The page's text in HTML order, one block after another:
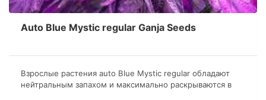
Auto Blue Mystic regular Ganja Seeds
Взрослые растения auto Blue Mystic regular обладают
нейтральным запахом и максимально раскрываются в